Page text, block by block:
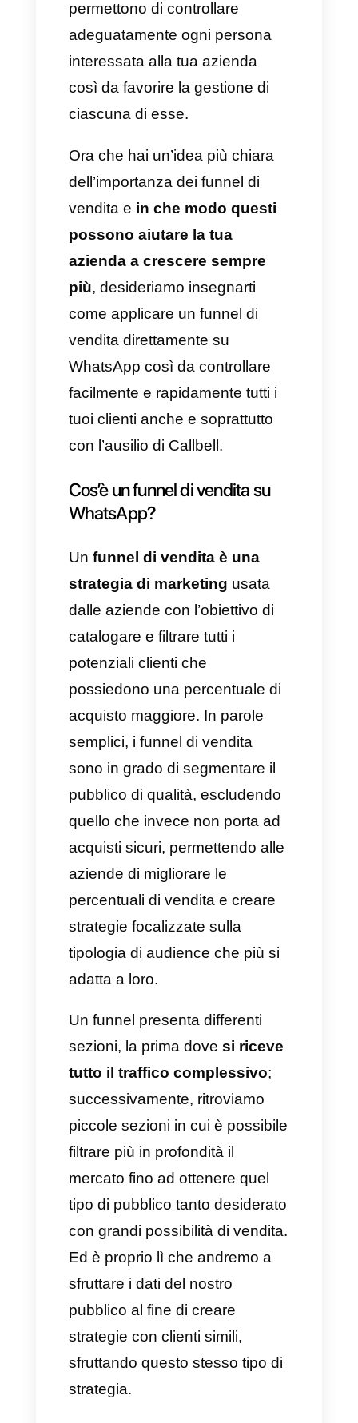
di marketingcapace di
consentire alle aziende e ai
team di ottimizzare la ricerca di
lead idonei e qualificati. Ciò
comporta ovviamente un
aumento delle possibilità di
attrazione per nuovi clienti
disposti ad acquistare servizi
direttamente dalla tua azienda.
Questo tipo di strategie ti
permettono di controllare
adeguatamente ogni persona
interessata alla tua azienda
così da favorire la gestione di
Ora che hai un’idea più chiara
dell’importanza dei funnel di
vendita ein che modo questi
possono aiutare la tua
azienda a crescere sempre
più
, desideriamo insegnarti
come applicare un funnel di
vendita direttamente su
WhatsApp così da controllare
facilmente e rapidamente tutti i
tuoi clienti anche e soprattutto
con l’ausilio di Callbell.
Cos’è un funnel di vendita su
WhatsApp?
Un
funnel di vendita è una
strategia di marketingusata
dalle aziende con l’obiettivo di
catalogare e filtrare tutti i
potenziali clienti che
possiedono una percentuale di
acquisto maggiore. In parole
semplici, i funnel di vendita
sono in grado di segmentare il
pubblico di qualità, escludendo
quello che invece non porta ad
acquisti sicuri, permettendo alle
aziende di migliorare le